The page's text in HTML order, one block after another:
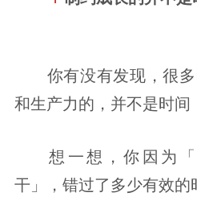
你有没有发现，很
和生产力的，并不是时间
想一想，你因为
干」，错过了多少有效的